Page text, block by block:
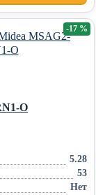
O
5.28
53
Нет
-17 %